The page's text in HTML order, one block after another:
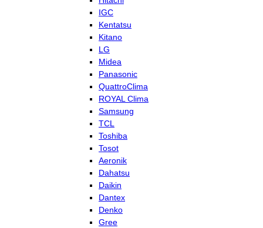
IGC
Kentatsu
Kitano
LG
Midea
Panasonic
QuattroClima
ROYAL Clima
Samsung
TCL
Toshiba
Tosot
Aeronik
Dahatsu
Daikin
Dantex
Denko
Gree